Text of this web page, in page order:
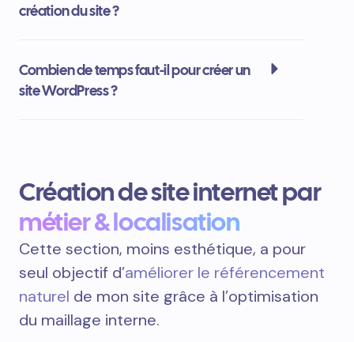
création du site ?
Combien de temps faut-il pour créer un
site WordPress ?
Création de site internet par
métier & localisation
Cette section, moins esthétique, a pour
seul objectif d’améliorer le référencement
naturel de mon site grâce à l’optimisation
du maillage interne.